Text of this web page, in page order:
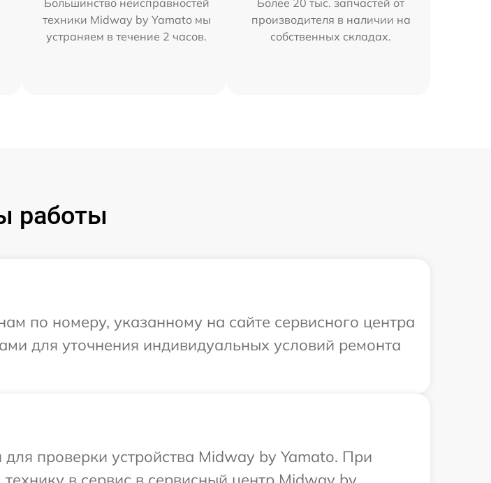
техники Midway by Yamato мы
устраняем в течение 2 часов.
производителя в наличии на
собственных складах.
работы
по номеру, указанному на сайте сервисного центра
для уточнения индивидуальных условий ремонта
проверки устройства Midway by Yamato. При